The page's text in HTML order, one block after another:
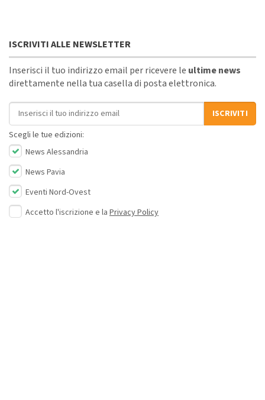
ISCRIVITI ALLE NEWSLETTER
Inserisci il tuo indirizzo email per ricevere le ultime news
direttamente nella tua casella di posta elettronica.
Indirizzo email
ISCRIVITI
Scegli le tue edizioni:
News Alessandria
News Pavia
Eventi Nord-Ovest
Accetto l'iscrizione e la Privacy Policy